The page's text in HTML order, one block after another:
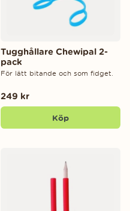
Tugghållare Chewipal 2-
pack
För lätt bitande och som fidget.
249 kr
Köp